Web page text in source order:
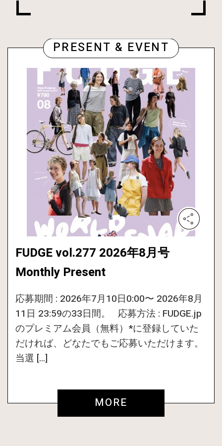
PRESENT & EVENT
FUDGE vol.277 2026年8月号
Monthly Present
応募期間 : 2026年7月10日0:00〜 2026年8月
11日 23:59の33日間。 応募方法 : FUDGE.jp
のプレミアム会員（無料）*に登録していた
だければ、どなたでもご応募いただけます。
当選 […]
MORE